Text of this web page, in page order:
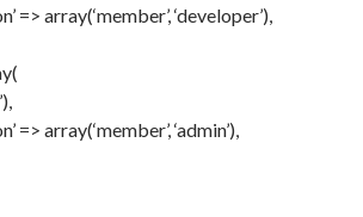
=> array(‘member’, ‘developer’),
=> array(‘member’, ‘admin’),